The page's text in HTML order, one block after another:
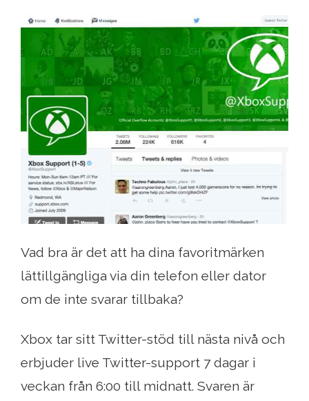
Vad bra är det att ha dina favoritmärken
lättillgängliga via din telefon eller dator
om de inte svarar tillbaka?
Xbox tar sitt Twitter-stöd till nästa nivå och
erbjuder live Twitter-support 7 dagar i
veckan från 6:00 till midnatt. Svaren är